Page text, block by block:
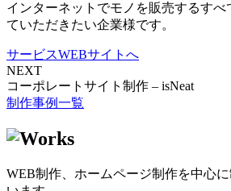
インターネットでモノを販売するすべ
ていただきたい企業様です。
サービスWEBサイトへ
NEXT
コーポレートサイト制作 – isNeat
制作事例一覧
WEB制作、ホームページ制作を中心